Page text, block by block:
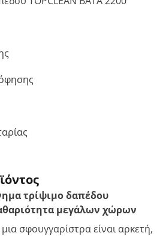
τρίψιμο δαπέδου
μεγάλων χώρων
μια σφουγγαρίστρα είναι αρκετή,